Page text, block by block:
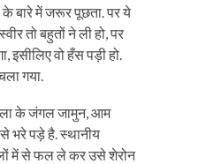
बारे में जरूर पूछता. पर ये
तो बहुतों ने ली हो, पर
इसीलिए वो हँस पड़ी हो.
गया.
के जंगल जामुन, आम
से भरे पड़े है. स्थानीय
में से फल ले कर उसे शेरोन